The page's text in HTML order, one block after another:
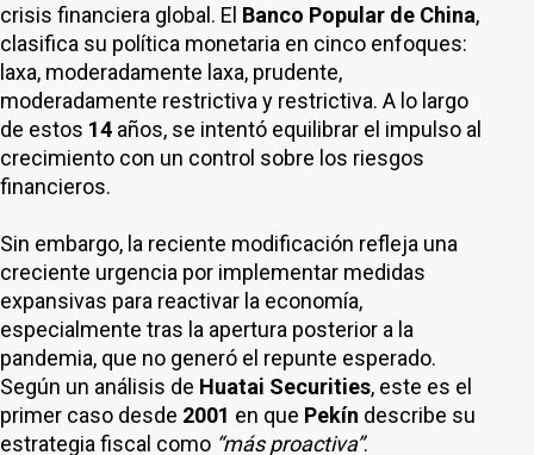
crisis financiera global. El Banco Popular de China,
clasifica su política monetaria en cinco enfoques:
laxa, moderadamente laxa, prudente,
moderadamente restrictiva y restrictiva. A lo largo
de estos 14 años, se intentó equilibrar el impulso al
crecimiento con un control sobre los riesgos
financieros.
Sin embargo, la reciente modificación refleja una
creciente urgencia por implementar medidas
expansivas para reactivar la economía,
especialmente tras la apertura posterior a la
pandemia, que no generó el repunte esperado.
Según un análisis de Huatai Securities, este es el
primer caso desde 2001 en que Pekín describe su
estrategia fiscal como “más proactiva”.